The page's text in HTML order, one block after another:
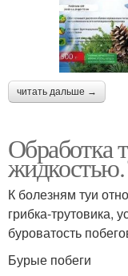
читать дальше →
Обработка
К болезням туи
грибка-трутовика,
буроватость
Бурые побеги